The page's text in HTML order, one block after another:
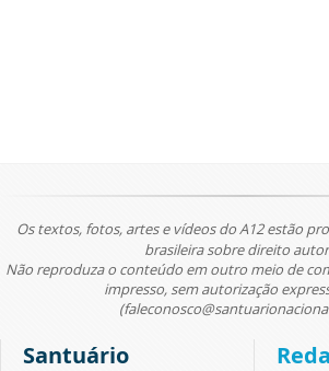
Os textos, fotos, artes e vídeos do A12 estão
brasileira sobre direito
Não reproduza o conteúdo em outro meio de
impresso, sem autorização
Santuário